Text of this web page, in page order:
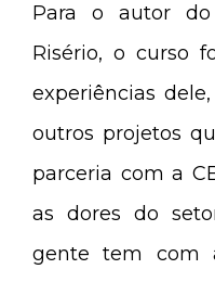
Para o autor
Risério, o curso
experiências
outros projetos
parceria com a
as dores do
gente tem com